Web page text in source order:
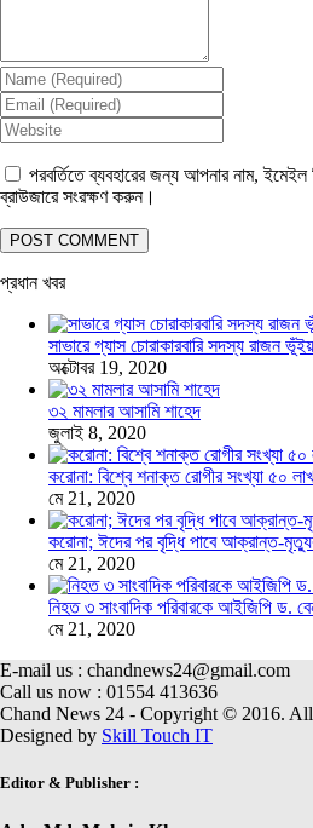
পরবর্তিতে ব্যবহারের জন্য আপনার নাম, ইমেইল
ব্রাউজারে সংরক্ষণ করুন।
প্রধান খবর
সাভারে গ্যাস চোরাকারবারি সদস্য রাজন
অক্টোবর 19, 2020
৩২ মামলার আসামি শাহেদ
জুলাই 8, 2020
করোনা: বিশ্বে শনাক্ত রোগীর সংখ্যা ৫০
মে 21, 2020
করোনা; ঈদের পর বৃদ্ধি পাবে আক্রান্ত-
মে 21, 2020
নিহত ৩ সাংবাদিক পরিবারকে আইজিপি ড.
মে 21, 2020
E-mail us : chandnews24@gmail.com
Call us now : 01554 413636
Chand News 24 - Copyright © 2016. All
Designed by Skill Touch IT
Editor & Publisher :